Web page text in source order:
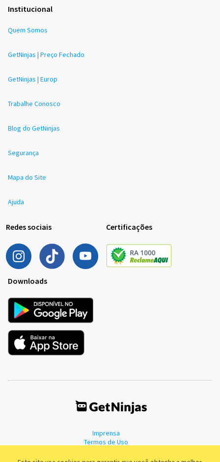
Institucional
Quem Somos
GetNinjas | Preço Fechado
GetNinjas | Europ
Trabalhe Conosco
Blog do GetNinjas
Segurança
Mapa do Site
Ajuda
Redes sociais Certificações
Downloads
Imprensa
Termos de Uso